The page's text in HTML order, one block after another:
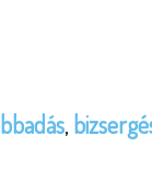
,